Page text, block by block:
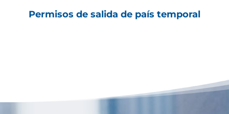
Permisos de salida de país temporal